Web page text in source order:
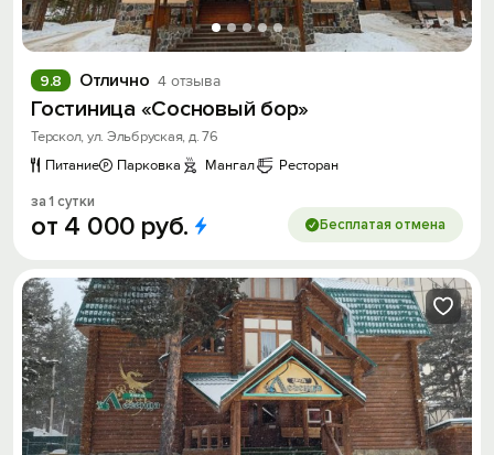
Отлично 4 отзыва
9.8
Гостиница «Сосновый бор»
Терскол, ул. Эльбруская, д. 76
Питание
Парковка Мангал Ресторан
за 1 сутки
от 4 000 руб. Бесплатая отмена